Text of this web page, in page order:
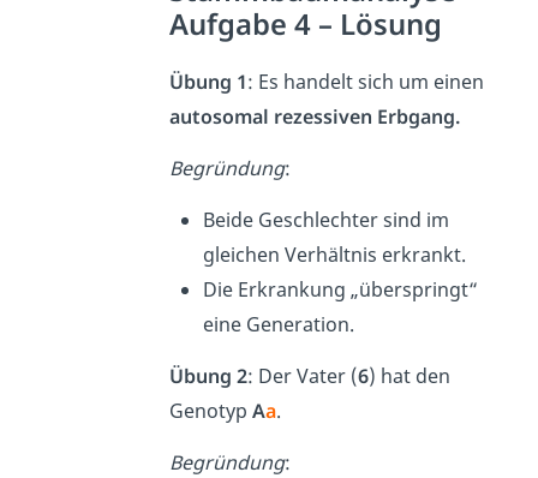
Aufgabe 4 – Lösung
Übung 1: Es handelt sich um einen
autosomal rezessiven Erbgang.
Begründung:
Beide Geschlechter sind im
gleichen Verhältnis erkrankt.
Die Erkrankung „überspringt“
eine Generation.
Übung 2: Der Vater (6) hat den
GenotypAa.
Begründung: